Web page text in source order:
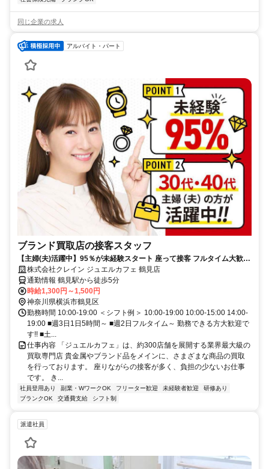
同じ企業の求人
アルバイト・パート
ブランド買取店の接客スタッフ
【主婦(夫)活躍中】95％が未経験スタート 座って接客 フルタイム大歓迎
データ入力あり
株式会社クレイン ジュエルカフェ 鶴見店
通勤情報 鶴見駅から徒歩5分
時給1,300円～1,500円
神奈川県横浜市鶴見区
勤務時間 10:00-19:00 ＜シフト例＞ 10:00-19:00 10:00-15:00 14:00-
19:00 ■週3日1日5時間～ ■週2日フルタイム～ 勤務できる方大歓迎で
す!! ■土...
仕事内容 「ジュエルカフェ」は、約300店舗を展開する業界最大級の
買取専門店 貴金属やブランド品をメインに、さまざまな商品の買取
を行っております。 座りながらの接客が多く、負担の少ないお仕事
です。 き...
社員登用あり 副業・WワークOK フリーター歓迎 未経験者歓迎
研修あり
ブランクOK
交通費支給 シフト制
派遣社員